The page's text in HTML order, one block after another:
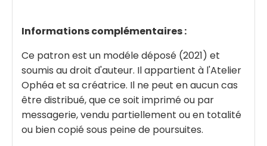
Informations complémentaires :
Ce patron est un modéle déposé (2021) et
soumis au droit d'auteur. Il appartient à l'Atelier
Ophéa et sa créatrice. Il ne peut en aucun cas
être distribué, que ce soit imprimé ou par
messagerie, vendu partiellement ou en totalité
ou bien copié sous peine de poursuites.